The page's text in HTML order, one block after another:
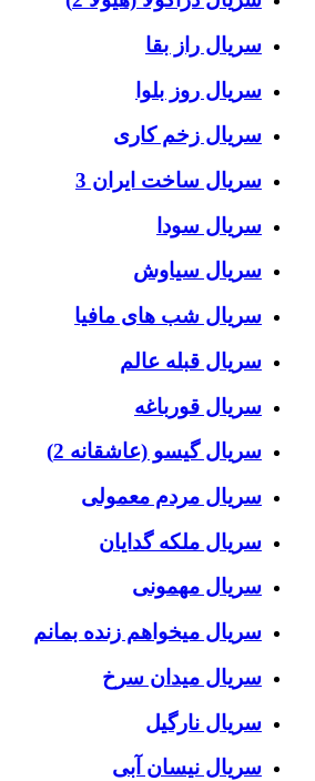
سریال راز بقا
سریال روز بلوا
سریال زخم کاری
سریال ساخت ایران 3
سریال سودا
سریال سیاوش
سریال شب های مافیا
سریال قبله عالم
سریال قورباغه
سریال گیسو (عاشقانه 2)
سریال مردم معمولی
سریال ملکه گدایان
سریال مهمونی
سریال میخواهم زنده بمانم
سریال میدان سرخ
سریال نارگیل
سریال نیسان آبی